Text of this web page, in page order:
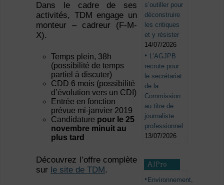
Dans le cadre de ses
activités, TDM engage un
monteur – cadreur (F-M-
X).
Temps plein, 38h
(possibilité de temps
partiel à discuter)
CDD 6 mois (possibilité
d’évolution vers un CDI)
Entrée en fonction
prévue mi-janvier 2019
Candidature pour le 25
novembre minuit au
plus tard
Découvrez l’offre complète
sur le site de TDM.
s’outiller pour
déconstruire
les critiques
et y résister
14/07/2026
L’AGJPB
recrute pour
le secrétariat
de la
Commission
au titre de
journaliste
professionnel
13/07/2026
AJPro
Environnement,